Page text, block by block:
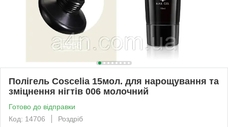
Полігель Coscelia 15мол. для нарощування та
зміцнення нігтів 006 молочний
Готово до відправки
Код: 14706
Роздріб